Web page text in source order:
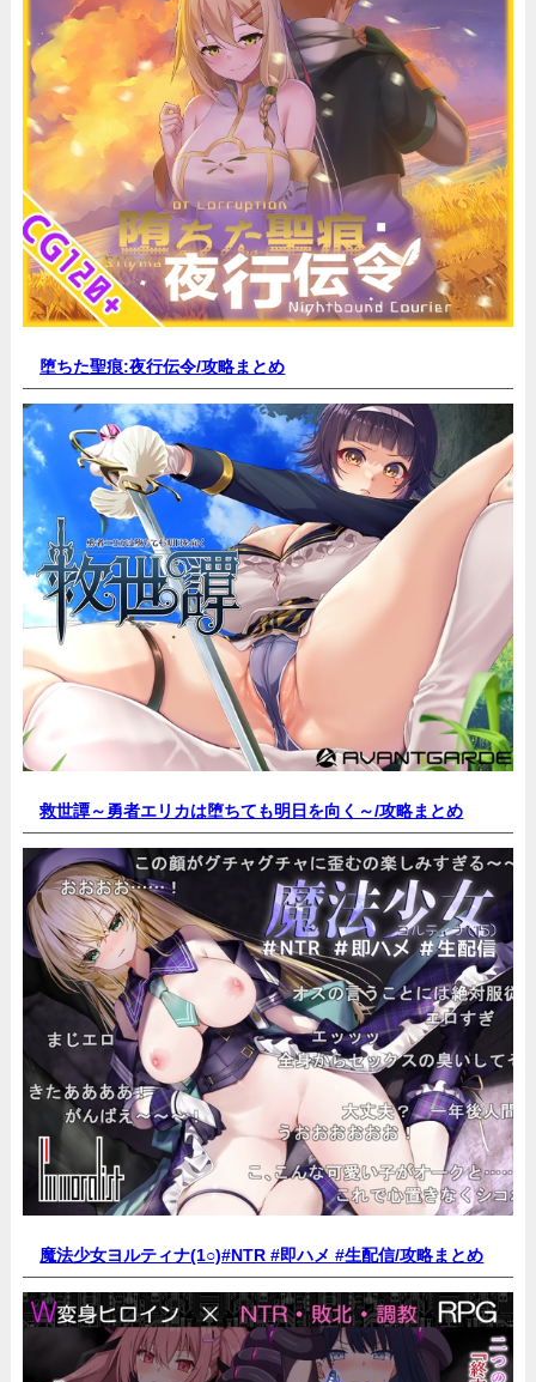
堕ちた聖痕:夜行伝令/攻略まとめ
救世譚～勇者エリカは堕ちても明日を向く～/攻略まとめ
魔法少女ヨルティナ(1○)#NTR #即ハメ #生配信/攻略まとめ